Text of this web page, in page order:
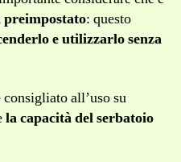
: questo
e utilizzarlo senza
all’uso su
la capacità del serbatoio